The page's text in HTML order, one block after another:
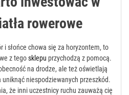
rowerowe
i słońce chowa się za horyzontem, to
z tegosklepu przychodzą z pomocą.
na drodze, ale też oświetlają
niespodziewanych przeszkód.
że inni uczestnicy ruchu zauważą cię